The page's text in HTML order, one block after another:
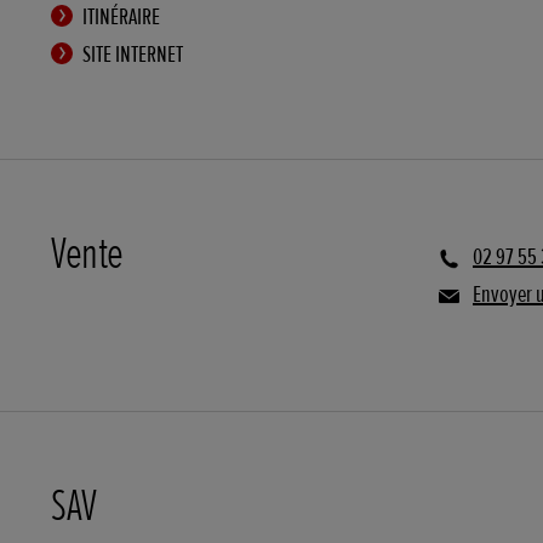
ITINÉRAIRE
SITE INTERNET
Vente
02 97 55
Envoyer
SAV